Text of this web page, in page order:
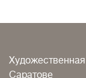
Саратове